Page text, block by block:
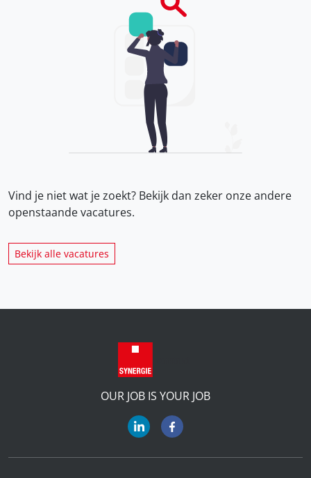
Vind je niet wat je zoekt? Bekijk dan zeker onzeandere
openstaande vacatures.
Bekijk alle vacatures
OUR JOB IS YOUR JOB